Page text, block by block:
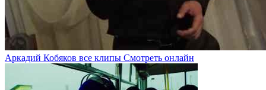
Аркадий Кобяков все клипы Смотреть онлайн